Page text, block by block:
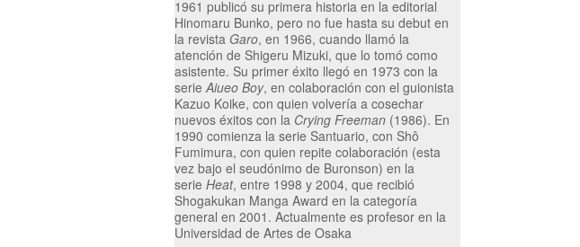
1961 publicó su primera historia en la editorial
Hinomaru Bunko, pero no fue hasta su debut en
la revista Garo, en 1966, cuando llamó la
atención de Shigeru Mizuki, que lo tomó como
asistente. Su primer éxito llegó en 1973 con la
serie Aiueo Boy, en colaboración con el guionista
Kazuo Koike, con quien volvería a cosechar
nuevos éxitos con la Crying Freeman (1986). En
1990 comienza la serie Santuario, con Shô
Fumimura, con quien repite colaboración (esta
vez bajo el seudónimo de Buronson) en la
serie Heat, entre 1998 y 2004, que recibió
Shogakukan Manga Award en la categoría
general en 2001. Actualmente es profesor en la
Universidad de Artes de Osaka